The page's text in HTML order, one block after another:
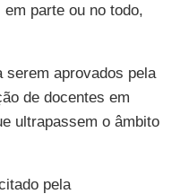
parte ou no todo,
aprovados pela
de docentes em
ultrapassem o âmbito
pela